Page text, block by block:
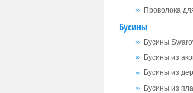
Проволока
Бусины
Бусины
Бусины из
Бусины из
Бусины из